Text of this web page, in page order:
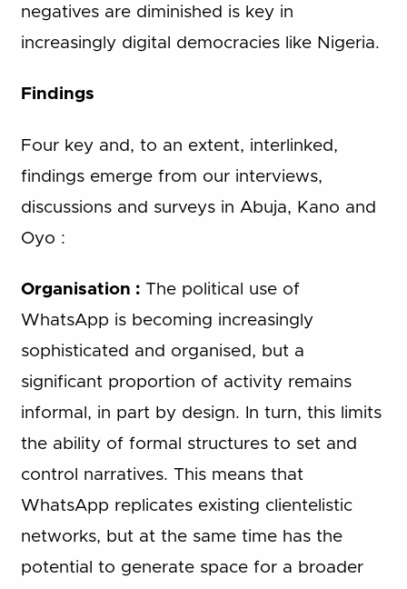
negatives are diminished is key in
increasingly digital democracies like Nigeria.
Findings
Four key and, to an extent, interlinked,
findings emerge from our interviews,
discussions and surveys in Abuja, Kano and
Oyo :
Organisation : The political use of
WhatsApp is becoming increasingly
sophisticated and organised, but a
significant proportion of activity remains
informal, in part by design. In turn, this limits
the ability of formal structures to set and
control narratives. This means that
WhatsApp replicates existing clientelistic
networks, but at the same time has the
potential to generate space for a broader